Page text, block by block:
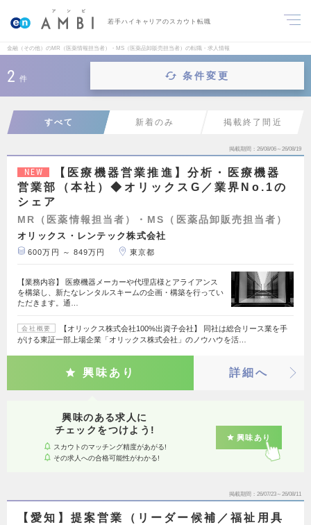
若手ハイキャリアのスカウト転職
金融（その他）のMR（医薬情報担当者）・MS（医薬品卸販売担当者）の転職・求人情報
2 件 条件変更
すべて 新着のみ 掲載終了間近
掲載期間 26/08/06～26/08/19
NEW
【医療機器営業推進】分析・医療機器
営業部（本社）◆オリックスG／業界No.1の
シェア
MR（医薬情報担当者）・MS（医薬品卸販売担当者）
オリックス・レンテック株式会社
600万円 ～ 849万円 東京都
【業務内容】 医療機器メーカーや代理店様とアライアンス
を構築し、新たなレンタルスキームの企画・構築を行ってい
ただきます。通…
会社概要
【オリックス株式会社100%出資子会社】 同社は総合リース業を手
がける東証一部上場企業「オリックス株式会社」のノウハウを活…
興味あり 詳細へ
興味のある求人に
チェックをつけよう!
スカウトのマッチング精度があがる!
その求人への合格可能性がわかる!
興味あり
掲載期間 26/07/23～26/08/11
【愛知】提案営業（リーダー候補／福祉用具